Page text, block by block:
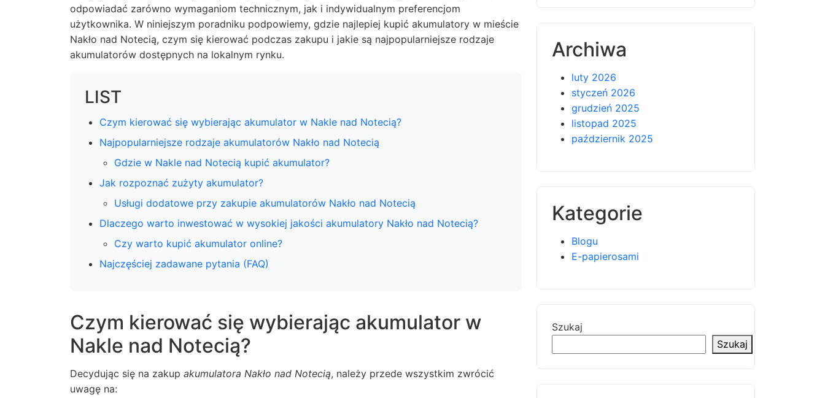
odpowiadać zarówno wymaganiom technicznym, jak i indywidualnym preferencjom
użytkownika. W niniejszym poradniku podpowiemy, gdzie najlepiej kupić akumulatory w mieście
Nakło nad Notecią, czym się kierować podczas zakupu i jakie są najpopularniejsze rodzaje
akumulatorów dostępnych na lokalnym rynku.
LIST
Czym kierować się wybierając akumulator w Nakle nad Notecią?
Najpopularniejsze rodzaje akumulatorów Nakło nad Notecią
Gdzie w Nakle nad Notecią kupić akumulator?
Jak rozpoznać zużyty akumulator?
Usługi dodatowe przy zakupie akumulatorów Nakło nad Notecią
Dlaczego warto inwestować w wysokiej jakości akumulatory Nakło nad Notecią?
Czy warto kupić akumulator online?
Najczęściej zadawane pytania (FAQ)
Czym kierować się wybierając akumulator w
Nakle nad Notecią?
Decydując się na zakup akumulatora Nakło nad Notecią, należy przede wszystkim zwrócić
uwagę na:
Archiwa
luty 2026
styczeń 2026
grudzień 2025
listopad 2025
październik 2025
Kategorie
Blogu
E-papierosami
Szukaj
Szukaj